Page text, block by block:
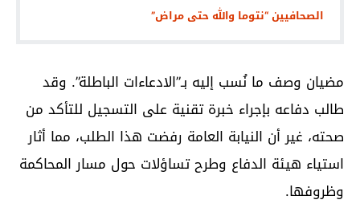
الصحافيين “نتوما والله حتى مراض”
مضيان وصف ما نُسب إليه بـ”الادعاءات الباطلة”. وقد
طالب دفاعه بإجراء خبرة تقنية على التسجيل للتأكد من
صحته، غير أن النيابة العامة رفضت هذا الطلب، مما أثار
استياء هيئة الدفاع وطرح تساؤلات حول مسار المحاكمة
وظروفها.